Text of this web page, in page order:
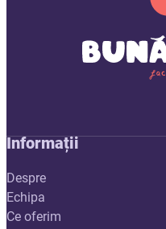
Informații
Despre
Echipa
Ce oferim